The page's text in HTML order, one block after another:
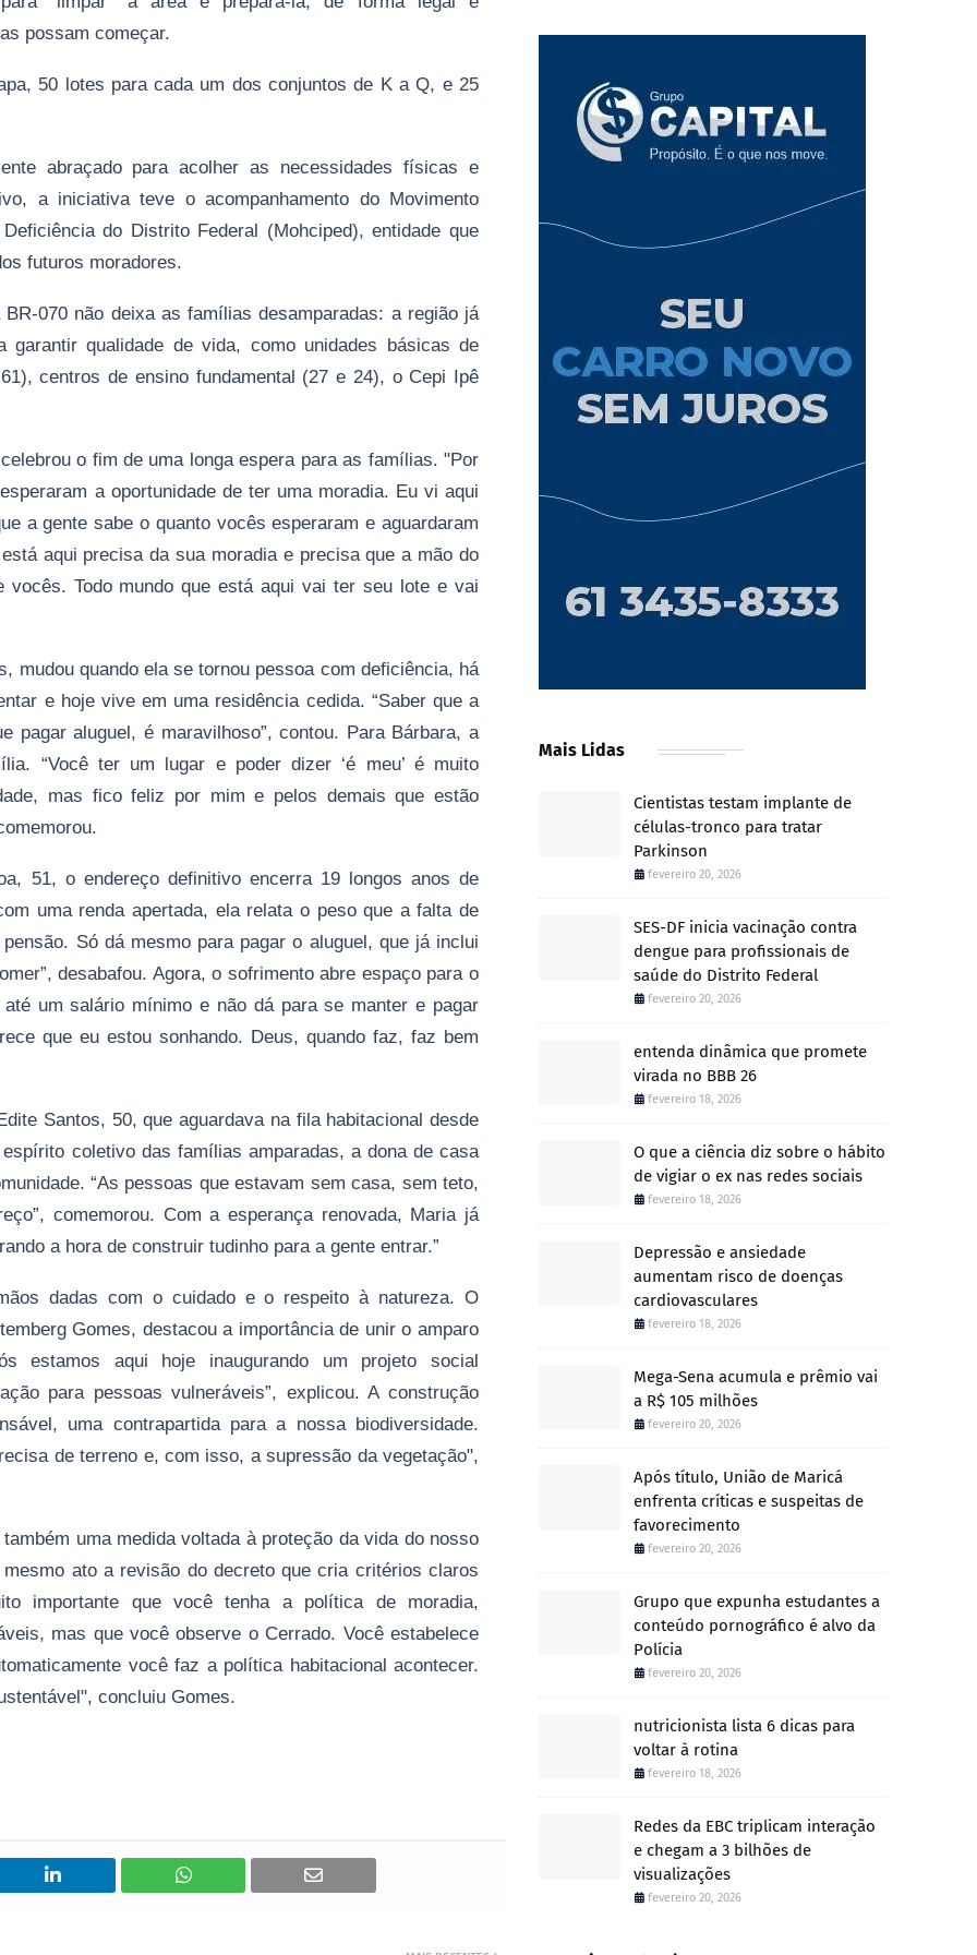
possam começar.
50 lotes para cada um dos conjuntos de K a Q, e 25
abraçado para acolher as necessidades físicas e
a iniciativa teve o acompanhamento do Movimento
do Distrito Federal (Mohciped), entidade que
futuros moradores.
070 não deixa as famílias desamparadas: a região já
garantir qualidade de vida, como unidades básicas de
centros de ensino fundamental (27 e 24), o Cepi Ipê
o fim de uma longa espera para as famílias. "Por
a oportunidade de ter uma moradia. Eu vi aqui
a gente sabe o quanto vocês esperaram e aguardaram
aqui precisa da sua moradia e precisa que a mão do
Todo mundo que está aqui vai ter seu lote e vai
mudou quando ela se tornou pessoa com deficiência, há
e hoje vive em uma residência cedida. “Saber que a
pagar aluguel, é maravilhoso”, contou. Para Bárbara, a
“Você ter um lugar e poder dizer ‘é meu’ é muito
mas fico feliz por mim e pelos demais que estão
51, o endereço definitivo encerra 19 longos anos de
uma renda apertada, ela relata o peso que a falta de
Só dá mesmo para pagar o aluguel, que já inclui
desabafou. Agora, o sofrimento abre espaço para o
um salário mínimo e não dá para se manter e pagar
que eu estou sonhando. Deus, quando faz, faz bem
Santos, 50, que aguardava na fila habitacional desde
coletivo das famílias amparadas, a dona de casa
“As pessoas que estavam sem casa, sem teto,
comemorou. Com a esperança renovada, Maria já
a hora de construir tudinho para a gente entrar.”
dadas com o cuidado e o respeito à natureza. O
Gomes, destacou a importância de unir o amparo
estamos aqui hoje inaugurando um projeto social
para pessoas vulneráveis”, explicou. A construção
uma contrapartida para a nossa biodiversidade.
de terreno e, com isso, a supressão da vegetação",
uma medida voltada à proteção da vida do nosso
ato a revisão do decreto que cria critérios claros
importante que você tenha a política de moradia,
mas que você observe o Cerrado. Você estabelece
você faz a política habitacional acontecer.
concluiu Gomes.
Mais Lidas
Cientistas testam implante de
células-tronco para tratar
Parkinson
fevereiro 20, 2026
SES-DF inicia vacinação contra
dengue para profissionais de
saúde do Distrito Federal
fevereiro 20, 2026
entenda dinâmica que promete
virada no BBB 26
fevereiro 18, 2026
O que a ciência diz sobre o hábito
de vigiar o ex nas redes sociais
fevereiro 18, 2026
Depressão e ansiedade
aumentam risco de doenças
cardiovasculares
fevereiro 18, 2026
Mega-Sena acumula e prêmio vai
a R$ 105 milhões
fevereiro 20, 2026
Após título, União de Maricá
enfrenta críticas e suspeitas de
favorecimento
fevereiro 20, 2026
Grupo que expunha estudantes a
conteúdo pornográfico é alvo da
Polícia
fevereiro 20, 2026
nutricionista lista 6 dicas para
voltar à rotina
fevereiro 18, 2026
Redes da EBC triplicam interação
e chegam a 3 bilhões de
visualizações
fevereiro 20, 2026